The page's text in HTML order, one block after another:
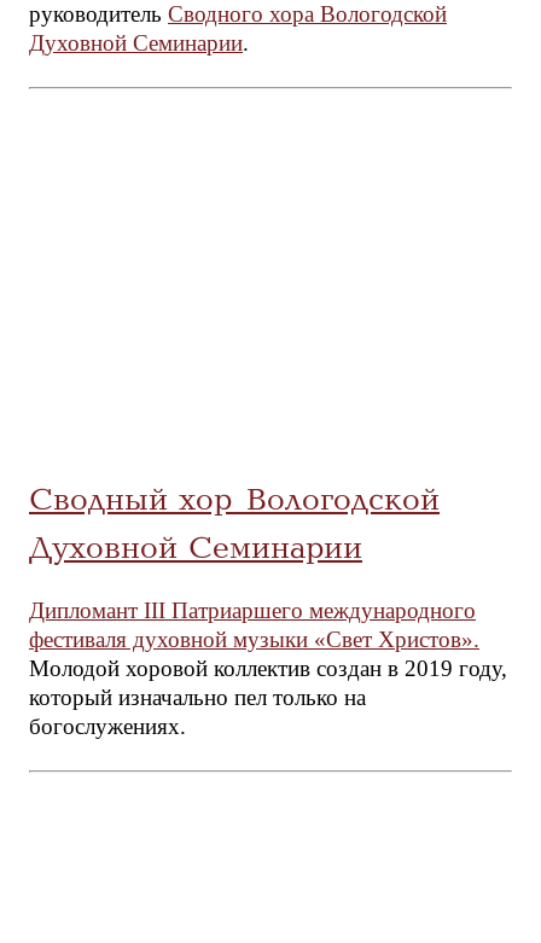
руководитель Сводного хора Вологодской
Духовной Семинарии.
Сводный хор Вологодской
Духовной Семинарии
Дипломант III Патриаршего международного
фестиваля духовной музыки «Свет Христов».
Молодой хоровой коллектив создан в 2019 году,
который изначально пел только на
богослужениях.